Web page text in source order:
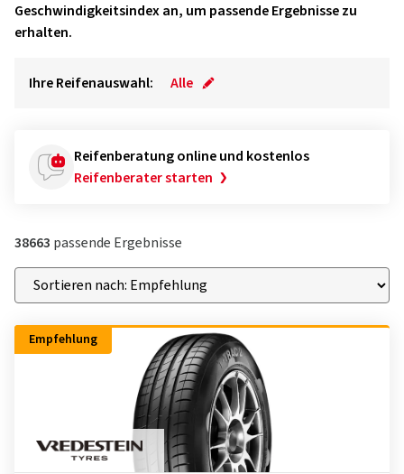
Geschwindigkeitsindex an, um passende Ergebnisse zu
erhalten.
Ihre Reifenauswahl: Alle
Reifenberatung online und kostenlos
Reifenberater starten
38663 passende Ergebnisse
Empfehlung